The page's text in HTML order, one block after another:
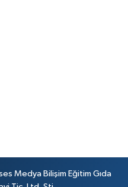
Medya Bilişim Eğitim Gıda